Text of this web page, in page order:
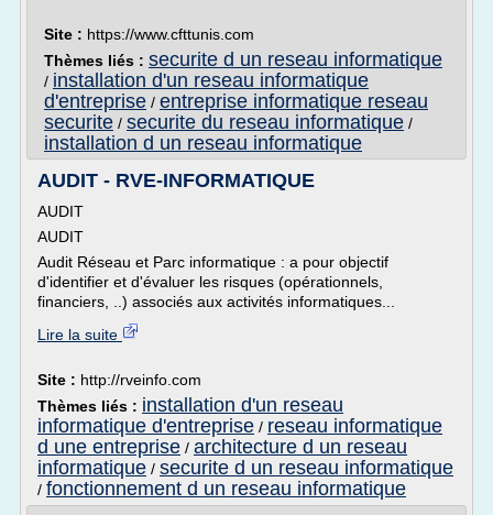
Site : https://www.cfttunis.com
Thèmes liés : securite d un reseau informatique
/ installation d'un reseau informatique
d'entreprise / entreprise informatique reseau
securite / securite du reseau informatique /
installation d un reseau informatique
AUDIT - RVE-INFORMATIQUE
AUDIT
AUDIT
Audit Réseau et Parc informatique : a pour objectif
d'identifier et d'évaluer les risques (opérationnels,
financiers, ..) associés aux activités informatiques...
Lire la suite
Site : http://rveinfo.com
Thèmes liés : installation d'un reseau
informatique d'entreprise / reseau informatique
d une entreprise / architecture d un reseau
informatique / securite d un reseau informatique
/ fonctionnement d un reseau informatique